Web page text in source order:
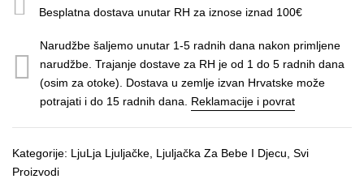
količina
Besplatna dostava unutar RH za iznose iznad 100€
Narudžbe šaljemo unutar 1-5 radnih dana nakon primljene
narudžbe. Trajanje dostave za RH je od 1 do 5 radnih dana
(osim za otoke). Dostava u zemlje izvan Hrvatske može
potrajati i do 15 radnih dana. Reklamacije i povrat
Kategorije: LjuLja Ljuljačke Ljuljačka Za Bebe I Djecu Svi
Proizvodi